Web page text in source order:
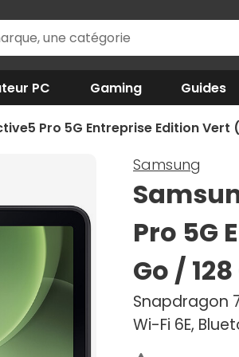
PC Gaming Guides
Pro 5G Entreprise Edition Vert
Samsung
Pro 5G
Go /
Snapdragon
Wi-Fi 6E,